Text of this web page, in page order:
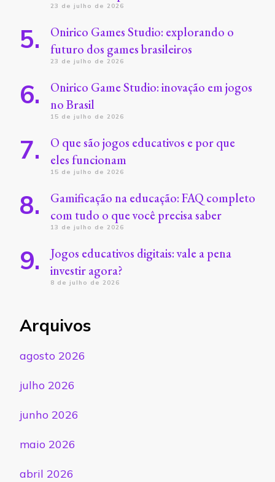
23 de julho de 2026
Onirico Games Studio: explorando o
futuro dos games brasileiros
23 de julho de 2026
Onirico Game Studio: inovação em jogos
no Brasil
15 de julho de 2026
O que são jogos educativos e por que
eles funcionam
15 de julho de 2026
Gamificação na educação: FAQ completo
com tudo o que você precisa saber
13 de julho de 2026
Jogos educativos digitais: vale a pena
investir agora?
8 de julho de 2026
Arquivos
agosto 2026
julho 2026
junho 2026
maio 2026
abril 2026